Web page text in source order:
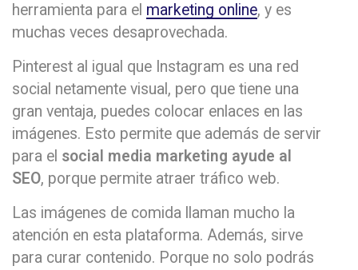
herramienta para el marketing online, y es
muchas veces desaprovechada.
Pinterest al igual que Instagram es una red
social netamente visual, pero que tiene una
gran ventaja, puedes colocar enlaces en las
imágenes. Esto permite que además de servir
para el social media marketing ayude al
SEO, porque permite atraer tráfico web.
Las imágenes de comida llaman mucho la
atención en esta plataforma. Además, sirve
para curar contenido. Porque no solo podrás